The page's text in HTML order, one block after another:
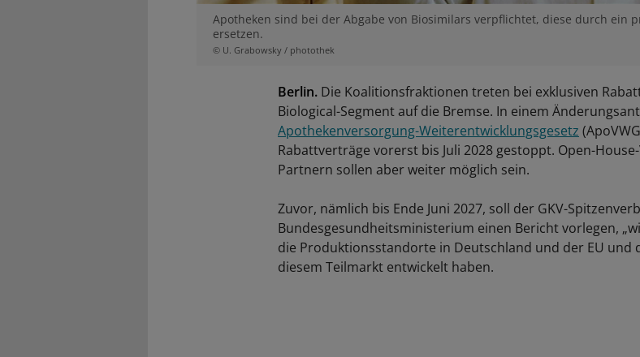
Apotheken sind bei der Abgabe von Biosimilars verpflichtet, diese durch ein
ersetzen.
© U. Grabowsky / photothek
Berlin. Die Koalitionsfraktionen treten bei exklusiven
Biological-Segment auf die Bremse. In einem
Apothekenversorgung-Weiterentwicklungsgesetz
Rabattverträge vorerst bis Juli 2028 gestoppt. Open-
Partnern sollen aber weiter möglich sein.
Zuvor, nämlich bis Ende Juni 2027, soll der GKV-
Bundesgesundheitsministerium einen Bericht vorlegen,
die Produktionsstandorte in Deutschland und der EU und
diesem Teilmarkt entwickelt haben.